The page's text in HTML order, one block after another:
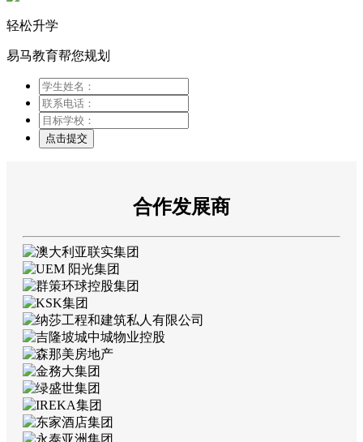
轻松升学
易马教育帮您规划
点击提交
合作发展商